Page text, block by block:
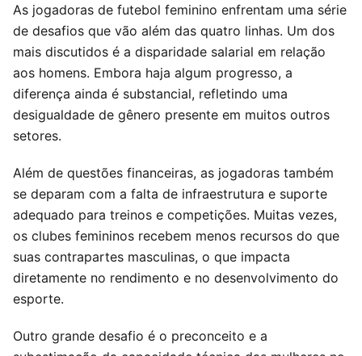
As jogadoras de futebol feminino enfrentam uma série
de desafios que vão além das quatro linhas. Um dos
mais discutidos é a disparidade salarial em relação
aos homens. Embora haja algum progresso, a
diferença ainda é substancial, refletindo uma
desigualdade de gênero presente em muitos outros
setores.
Além de questões financeiras, as jogadoras também
se deparam com a falta de infraestrutura e suporte
adequado para treinos e competições. Muitas vezes,
os clubes femininos recebem menos recursos do que
suas contrapartes masculinas, o que impacta
diretamente no rendimento e no desenvolvimento do
esporte.
Outro grande desafio é o preconceito e a